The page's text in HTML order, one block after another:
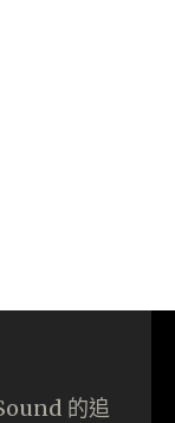
的追